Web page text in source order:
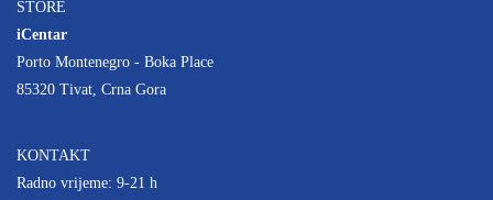
STORE
iCentar
Porto Montenegro - Boka Place
85320 Tivat, Crna Gora
KONTAKT
Radno vrijeme: 9-21 h